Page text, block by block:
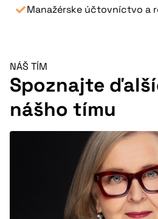
Manažérske účtovníctvo a
NÁŠ TÍM
Spoznajte
nášho tímu